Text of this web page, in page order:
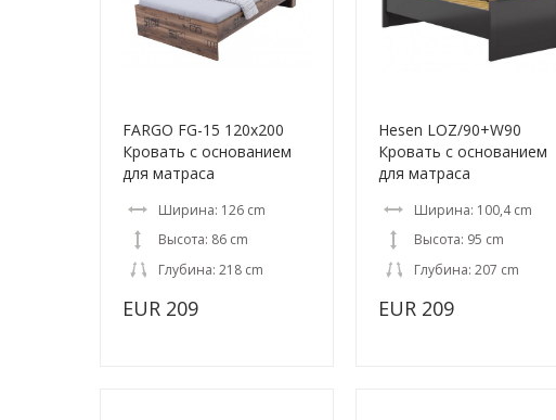
FARGO FG-15 120x200
Кровать с основанием
для матраса
Ширина: 126 cm
Высота: 86 cm
Глубина: 218 cm
EUR 209
Hesen LOZ/90+W90
Кровать с основанием
для матраса
Ширина: 100,4 cm
Высота: 95 cm
Глубина: 207 cm
EUR 209